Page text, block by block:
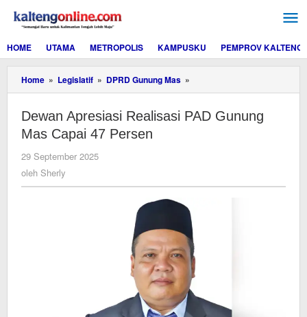
konten
HOME
UTAMA METROPOLIS KAMPUSKU PEMPROV KALTENG
Home » Legislatif » DPRD Gunung Mas »
Apresiasi
PAD
Dewan Apresiasi Realisasi PAD Gunung
Mas Capai 47 Persen
29 September 2025
oleh Sherly